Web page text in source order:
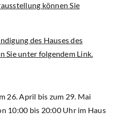
können Sie
des Hauses des
Sie unter folgendem Link.
26. April bis zum 29. Mai
10:00 bis 20:00 Uhr im Haus